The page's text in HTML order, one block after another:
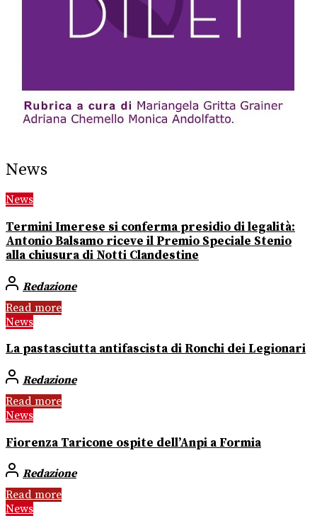
News
News
Termini Imerese si conferma presidio di legalità:
Antonio Balsamo riceve il Premio Speciale Stenio
alla chiusura di Notti Clandestine
Redazione
Read more
News
La pastasciutta antifascista di Ronchi dei Legionari
Redazione
Read more
News
Fiorenza Taricone ospite dell’Anpi a Formia
Redazione
Read more
News